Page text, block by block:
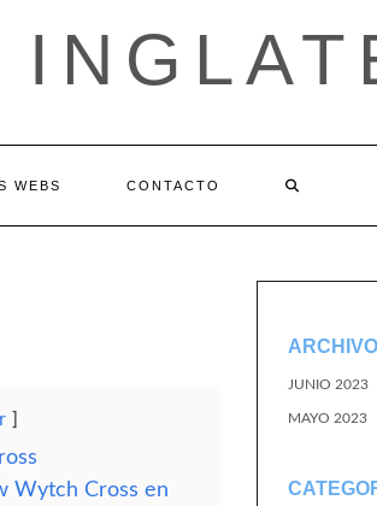
WEBS CONTACTO
Wytch Cross en
JUNIO 2023
MAYO 2023